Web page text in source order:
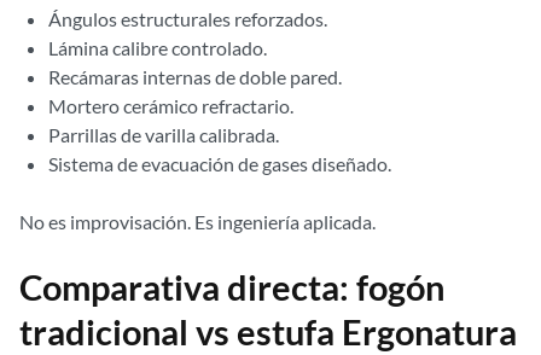
Ángulos estructurales reforzados.
Lámina calibre controlado.
Recámaras internas de doble pared.
Mortero cerámico refractario.
Parrillas de varilla calibrada.
Sistema de evacuación de gases diseñado.
No es improvisación. Es ingeniería aplicada.
Comparativa directa: fogón
tradicional vs estufa Ergonatura